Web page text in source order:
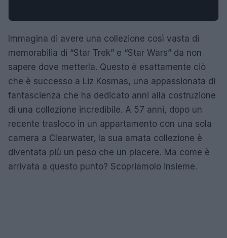
Immagina di avere una collezione così vasta di
memorabilia di “Star Trek” e “Star Wars” da non
sapere dove metterla. Questo è esattamente ciò
che è successo a Liz Kosmas, una appassionata di
fantascienza che ha dedicato anni alla costruzione
di una collezione incredibile. A 57 anni, dopo un
recente trasloco in un appartamento con una sola
camera a Clearwater, la sua amata collezione è
diventata più un peso che un piacere. Ma come è
arrivata a questo punto? Scopriamolo insieme.